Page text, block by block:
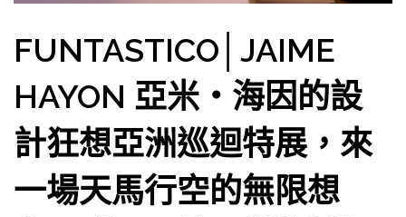
FUNTASTICO│JAIME
HAYON 亞米‧海因的設
計狂想亞洲巡迴特展，來
一場天馬行空的無限想